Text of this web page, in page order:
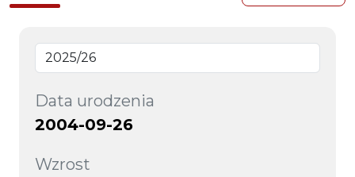
Data urodzenia
2004-09-26
Wzrost